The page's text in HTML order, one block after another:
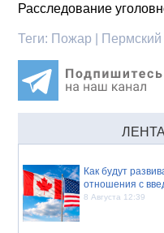
Расследование
Теги: Пожар | Пермский
Как будут
отношения с
8 Августа 12:39